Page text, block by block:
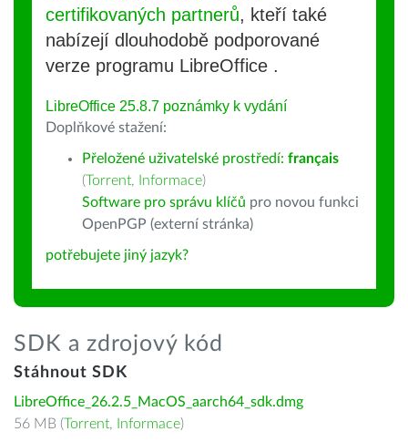
certifikovaných partnerů, kteří také
nabízejí dlouhodobě podporované
verze programu LibreOffice .
LibreOffice 25.8.7 poznámky k vydání
Doplňkové stažení:
Přeložené uživatelské prostředí: français
(Torrent, Informace)
Software pro správu klíčů pro novou funkci
OpenPGP (externí stránka)
potřebujete jiný jazyk?
SDK a zdrojový kód
Stáhnout SDK
LibreOffice_26.2.5_MacOS_aarch64_sdk.dmg
56 MB (Torrent, Informace)